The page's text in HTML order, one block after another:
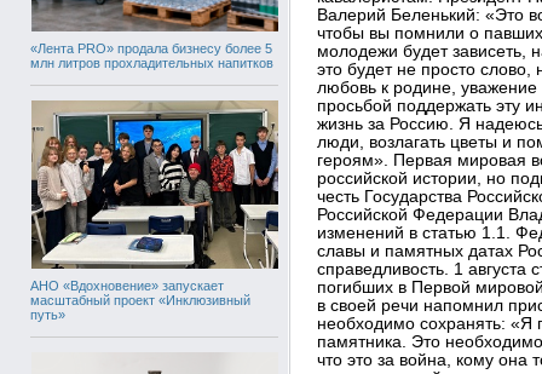
«Лента PRO» продала бизнесу более 5
млн литров прохладительных напитков
АНО «Вдохновение» запускает
масштабный проект «Инклюзивный
путь»
Валерий Беленький: «Это
чтобы вы помнили о
молодежи будет зависеть,
это будет не просто
любовь к родине, уважение
просьбой поддержать эту
жизнь за Россию. Я
люди, возлагать цветы и
героям». Первая мировая
российской истории, но
честь Государства
Российской Федерации
изменений в статью 1.1.
славы и памятных датах
справедливость. 1 августа
погибших в Первой
в своей речи напомнил
необходимо сохранять: «Я
памятника. Это
что это за война, кому она